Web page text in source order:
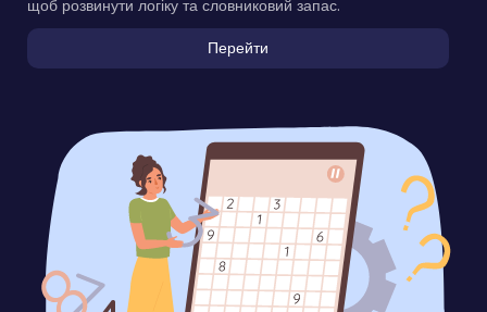
щоб розвинути логіку та словниковий запас.
Перейти